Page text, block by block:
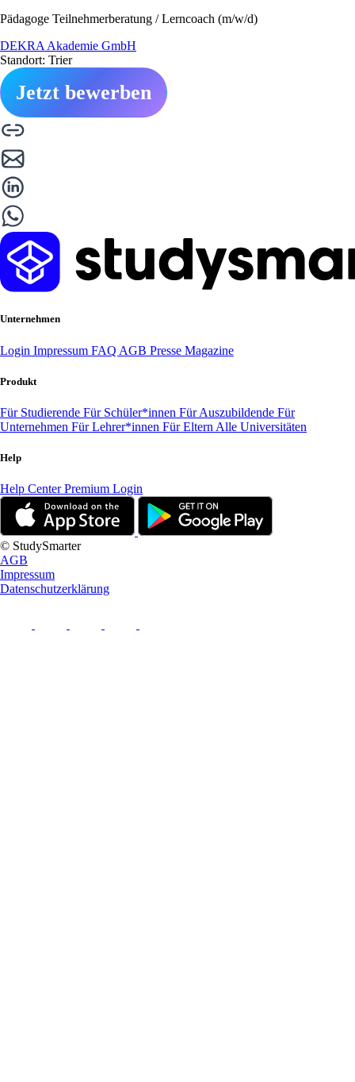
Pädagoge Teilnehmerberatung / Lerncoach (m/w/d)
DEKRA Akademie GmbH
Standort: Trier
Jetzt bewerben
Unternehmen
Login Impressum FAQ AGB Presse Magazine
Produkt
Für Studierende Für Schüler*innen Für Auszubildende Für
Unternehmen Für Lehrer*innen Für Eltern Alle Universitäten
Help
Help CenterPremium Login
© StudySmarter
AGB
Impressum
Datenschutzerklärung